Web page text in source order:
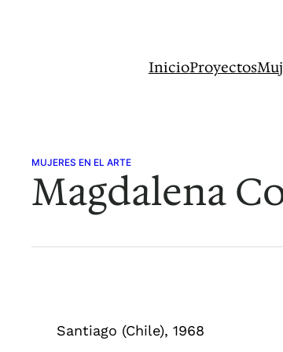
InicioProyectos
MUJERES EN EL ARTE
Magdalena
Santiago (Chile), 1968